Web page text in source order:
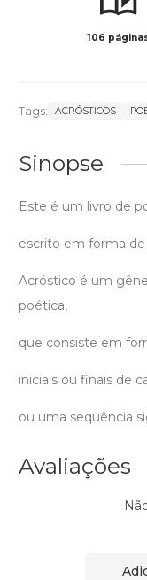
106
Tags: ACRÓSTICOS
Sinopse
Este é um livro de
escrito em forma de
Acróstico é um
poética,
que consiste em
iniciais ou finais de
ou uma sequência
Avaliações